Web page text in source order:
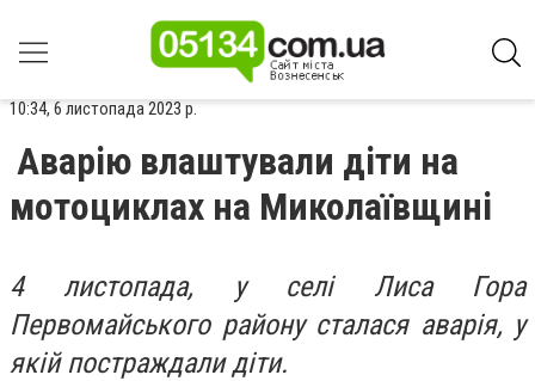
10:34, 6 листопада 2023 р.
Аварію влаштували діти на
мотоциклах на Миколаївщині
4 листопада, у селі Лиса Гора
Первомайського району сталася аварія, у
якій постраждали діти.